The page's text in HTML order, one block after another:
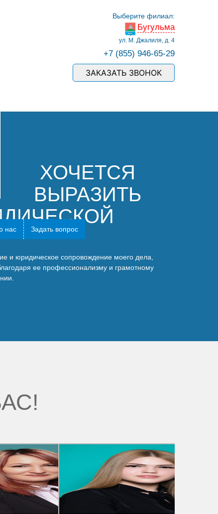
Выберите филиал:
Бугульма
ул. М. Джалиля, д. 4
+7 (855) 946-65-29
ЗАКАЗАТЬ ЗВОНОК
нас Задать вопрос
ХОЧЕТСЯ
ВЫРАЗИТЬ
и юридическое сопровождение моего дела,
ее профессионализму и грамотному